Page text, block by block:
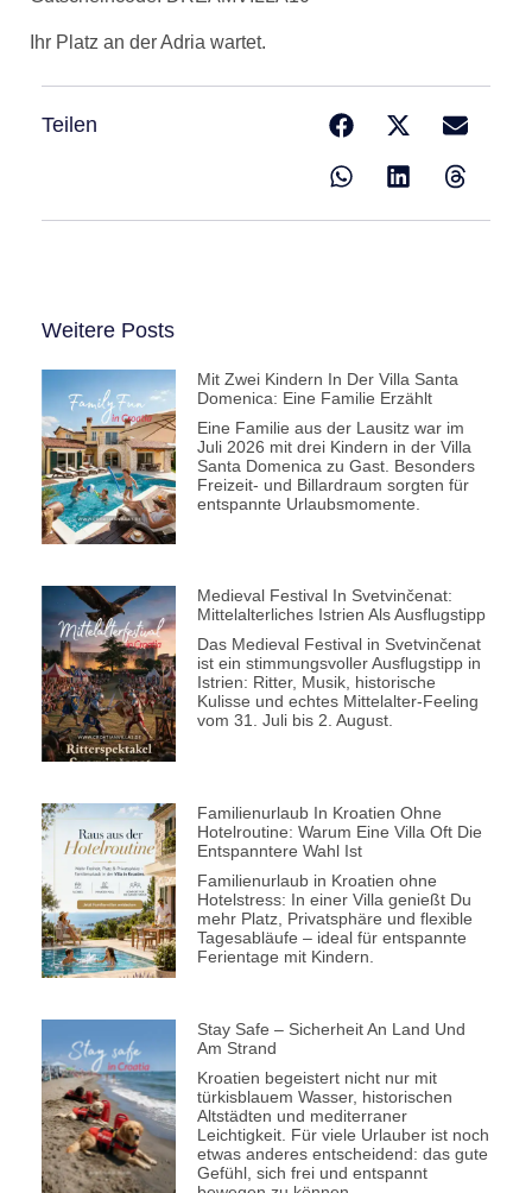
Ihr Platz an der Adria wartet.
Teilen
Weitere Posts
Mit Zwei Kindern In Der Villa Santa
Domenica: Eine Familie Erzählt
Eine Familie aus der Lausitz war im
Juli 2026 mit drei Kindern in der Villa
Santa Domenica zu Gast. Besonders
Freizeit- und Billardraum sorgten für
entspannte Urlaubsmomente.
Medieval Festival In Svetvinčenat:
Mittelalterliches Istrien Als Ausflugstipp
Das Medieval Festival in Svetvinčenat
ist ein stimmungsvoller Ausflugstipp in
Istrien: Ritter, Musik, historische
Kulisse und echtes Mittelalter-Feeling
vom 31. Juli bis 2. August.
Familienurlaub In Kroatien Ohne
Hotelroutine: Warum Eine Villa Oft Die
Entspanntere Wahl Ist
Familienurlaub in Kroatien ohne
Hotelstress: In einer Villa genießt Du
mehr Platz, Privatsphäre und flexible
Tagesabläufe – ideal für entspannte
Ferientage mit Kindern.
Stay Safe – Sicherheit An Land Und
Am Strand
Kroatien begeistert nicht nur mit
türkisblauem Wasser, historischen
Altstädten und mediterraner
Leichtigkeit. Für viele Urlauber ist noch
etwas anderes entscheidend: das gute
Gefühl, sich frei und entspannt